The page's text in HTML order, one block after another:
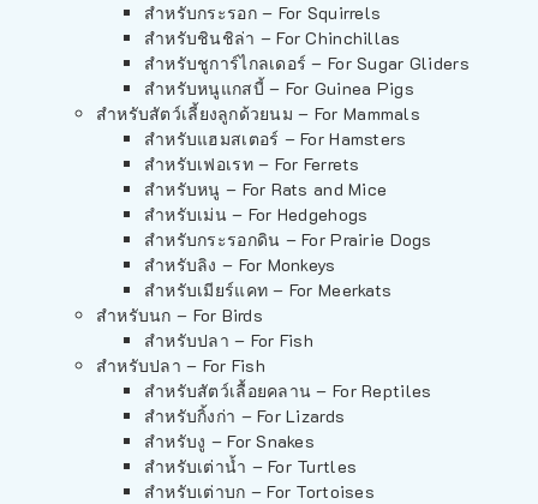
สำหรับกระรอก – For Squirrels
สำหรับชินชิล่า – For Chinchillas
สำหรับชูการ์ไกลเดอร์ – For Sugar Gliders
สำหรับหนูแกสบี้ – For Guinea Pigs
สำหรับสัตว์เลี้ยงลูกด้วยนม – For Mammals
สำหรับแฮมสเตอร์ – For Hamsters
สำหรับเฟอเรท – For Ferrets
สำหรับหนู – For Rats and Mice
สำหรับเม่น – For Hedgehogs
สำหรับกระรอกดิน – For Prairie Dogs
สำหรับลิง – For Monkeys
สำหรับเมียร์แคท – For Meerkats
สำหรับนก – For Birds
สำหรับปลา – For Fish
สำหรับปลา – For Fish
สำหรับสัตว์เลื้อยคลาน – For Reptiles
สำหรับกิ้งก่า – For Lizards
สำหรับงู – For Snakes
สำหรับเต่าน้ำ – For Turtles
สำหรับเต่าบก – For Tortoises